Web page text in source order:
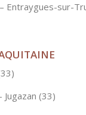
Entraygues-sur-
Jugazan (33)